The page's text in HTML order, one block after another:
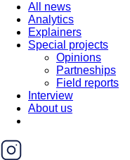
All news
Analytics
Explainers
Special projects
Opinions
Partneships
Field reports
Interview
About us